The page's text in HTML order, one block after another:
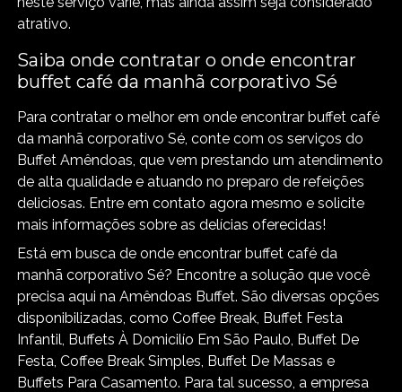
atrativo.
Saiba onde contratar o onde encontrar
buffet café da manhã corporativo Sé
Para contratar o melhor em onde encontrar buffet café
da manhã corporativo Sé, conte com os serviços do
Buffet Amêndoas, que vem prestando um atendimento
de alta qualidade e atuando no preparo de refeições
deliciosas. Entre em contato agora mesmo e solicite
mais informações sobre as delícias oferecidas!
Está em busca de onde encontrar buffet café da
manhã corporativo Sé? Encontre a solução que você
precisa aqui na Amêndoas Buffet. São diversas opções
disponibilizadas, como Coffee Break, Buffet Festa
Infantil, Buffets À Domicilío Em São Paulo, Buffet De
Festa, Coffee Break Simples, Buffet De Massas e
Buffets Para Casamento. Para tal sucesso, a empresa